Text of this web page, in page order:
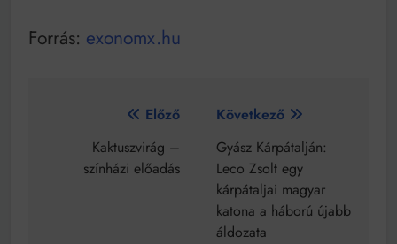
Forrás: exonomx.hu
Bejegyzés
navigáció
Előző
Kaktuszvirág –
színházi előadás
Következő
Gyász Kárpátalján:
Leco Zsolt egy
kárpátaljai magyar
katona a háború újabb
áldozata